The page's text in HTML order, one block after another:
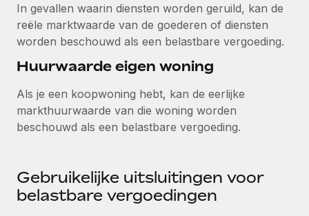
In gevallen waarin diensten worden geruild, kan de
reële marktwaarde van de goederen of diensten
worden beschouwd als een belastbare vergoeding.
Huurwaarde eigen woning
Als je een koopwoning hebt, kan de eerlijke
markthuurwaarde van die woning worden
beschouwd als een belastbare vergoeding.
Gebruikelijke uitsluitingen voor
belastbare vergoedingen